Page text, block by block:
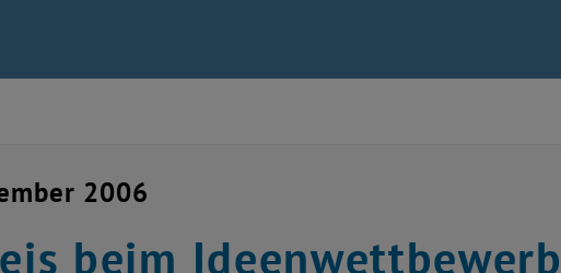
2006
beim Ideenwettbewerb